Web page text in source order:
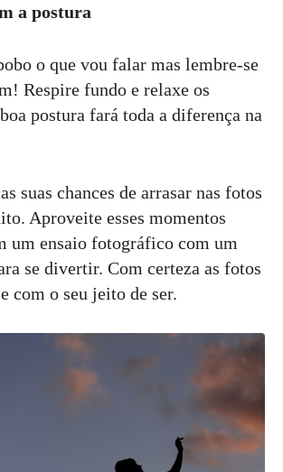
a postura
o que vou falar mas lembre-se
Respire fundo e relaxe os
postura fará toda a diferença na
suas chances de arrasar nas fotos
Aproveite esses momentos
um ensaio fotográfico com um
se divertir. Com certeza as fotos
com o seu jeito de ser.